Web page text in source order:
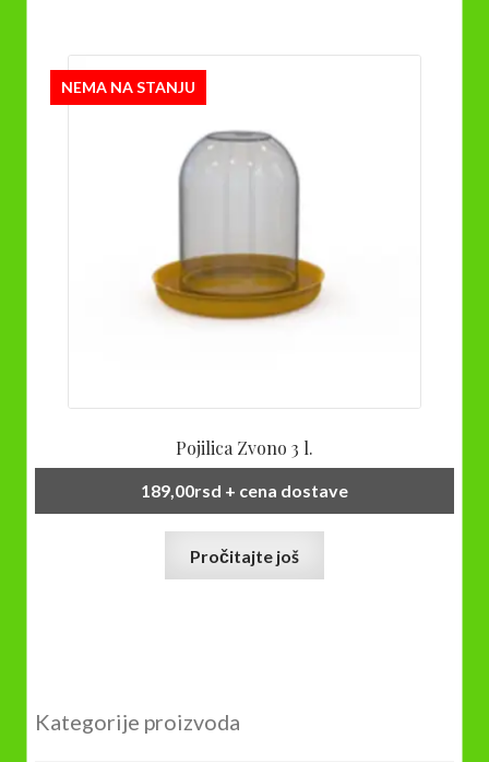
NEMA NA STANJU
Pojilica Zvono 3 l.
189,00rsd + cena dostave
Pročitajte još
Kategorije proizvoda